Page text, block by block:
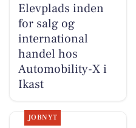
Elevplads inden
for salg og
international
handel hos
Automobility-X i
Ikast
JOBNYT